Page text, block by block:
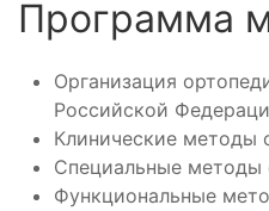
Программа
Организация
Российской
Клинические методы
Специальные методы
Функциональные